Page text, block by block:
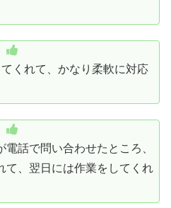
くれて、かなり柔軟に対応
話で問い合わせたところ、
て、翌日には作業をしてくれ